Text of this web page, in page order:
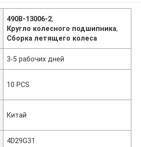
490B-13006-2,
Кругло колесного подшипника,
Сборка летящего колеса
3-5 рабочих дней
10 PCS
Китай
4D29G31